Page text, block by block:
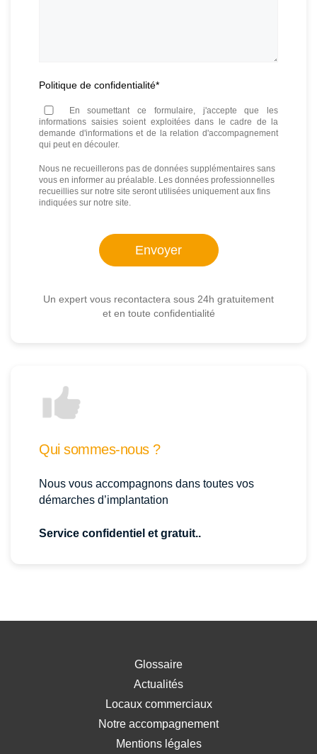
Politique de confidentialité*
En soumettant ce formulaire, j'accepte que les
informations saisies soient exploitées dans le cadre de la
demande d'informations et de la relation d'accompagnement
qui peut en découler.
Nous ne recueillerons pas de données supplémentaires sans
vous en informer au préalable. Les données professionnelles
recueillies sur notre site seront utilisées uniquement aux fins
indiquées sur notre site.
Un expert vous recontactera sous 24h gratuitement
et en toute confidentialité
Qui sommes-nous ?
Nous vous accompagnons dans toutes vos
démarches d’implantation
Service confidentiel et gratuit..
Glossaire
Actualités
Locaux commerciaux
Notre accompagnement
Mentions légales